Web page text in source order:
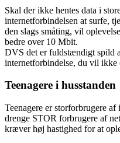
Skal der ikke hentes data i
internetforbindelsen at surfe,
den slags småting, vil
bedre over 10 Mbit.
DVS det er fuldstændigt spild
internetforbindelse, du vil
Teenagere i husstanden
Teenagere er storforbrugere
drenge STOR forbrugere af
kræver høj hastighed for at